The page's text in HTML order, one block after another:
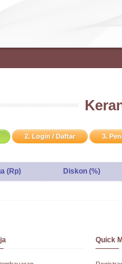
2. Login / Daftar 3.
(Rp) Diskon (%)
Quick